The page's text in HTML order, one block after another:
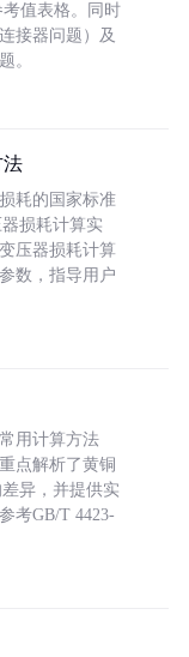
值表格。同时
接器问题）及
。
法
耗的国家标准
器损耗计算实
压器损耗计算
数，指导用户
用计算方法
点解析了黄铜
异，并提供实
考GB/T 4423-